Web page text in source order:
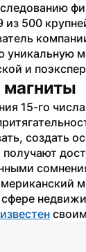
из 500
уникальную
и
магниты
15-го
создать
сфере
известен